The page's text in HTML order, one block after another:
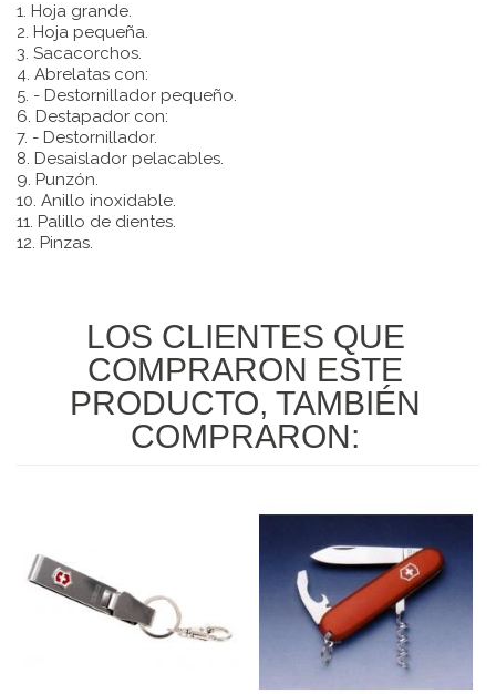
1. Hoja grande.
2. Hoja pequeña.
3. Sacacorchos.
4. Abrelatas con:
5. - Destornillador pequeño.
6. Destapador con:
7. - Destornillador.
8. Desaislador pelacables.
9. Punzón.
10. Anillo inoxidable.
11. Palillo de dientes.
12. Pinzas.
LOS CLIENTES QUE
COMPRARON ESTE
PRODUCTO, TAMBIÉN
COMPRARON: